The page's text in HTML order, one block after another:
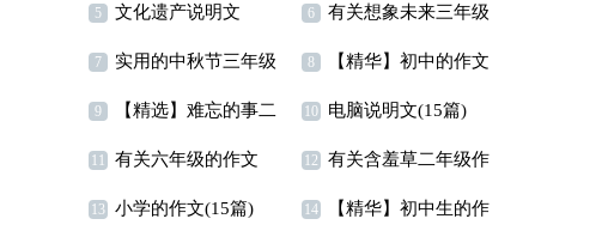
编9篇
5 文化遗产说明文 6 有关想象未来三年级
作文300字三篇
7 实用的中秋节三年级
作文七篇
8 【精华】初中的作文
300字锦集9篇
9 【精选】难忘的事二
年级作文300字锦集8篇
10 电脑说明文(15篇)
11 有关六年级的作文
300字四篇
12 有关含羞草二年级作
文锦集8篇
13 小学的作文(15篇) 14 【精华】初中生的作